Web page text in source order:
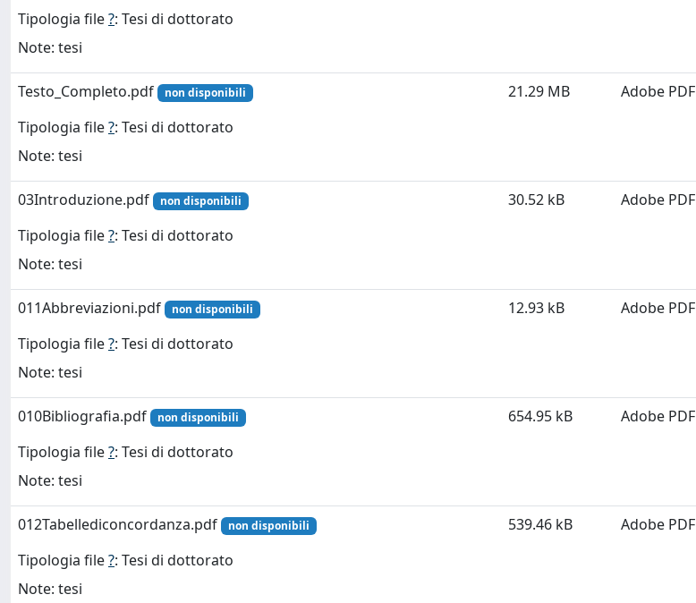
Tipologia file?: Tesi di dottorato
Note: tesi
Testo_Completo.pdf non disponibili
Tipologia file?: Tesi di dottorato
Note: tesi
21.29 MB Adobe PDF
03Introduzione.pdf non disponibili
Tipologia file?: Tesi di dottorato
Note: tesi
30.52 kB Adobe PDF
011Abbreviazioni.pdf non disponibili
Tipologia file?: Tesi di dottorato
Note: tesi
12.93 kB Adobe PDF
010Bibliografia.pdf non disponibili
Tipologia file?: Tesi di dottorato
Note: tesi
654.95 kB Adobe PDF
012Tabellediconcordanza.pdf non disponibili
Tipologia file?: Tesi di dottorato
Note: tesi
539.46 kB Adobe PDF